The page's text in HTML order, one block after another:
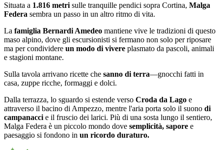
Situata a 1.816 metri sulle tranquille pendici sopra Cortina, Malga
Federa sembra un passo in un altro ritmo di vita.
La famiglia Bernardi Amedeo mantiene vive le tradizioni di questo
maso alpino, dove gli escursionisti si fermano non solo per riposare
ma per condividere un modo di vivere plasmato da pascoli, animali
e stagioni montane.
Sulla tavola arrivano ricette che sanno di terra—gnocchi fatti in
casa, zuppe ricche, formaggi e dolci.
Dalla terrazza, lo sguardo si estende verso Croda da Lago e
attraverso il bacino di Ampezzo, mentre l'aria porta solo il suono di
campanacci e il fruscio dei larici. Più di una sosta lungo il sentiero,
Malga Federa è un piccolo mondo dove semplicità, sapore e
paesaggio si fondono in un ricordo duraturo.